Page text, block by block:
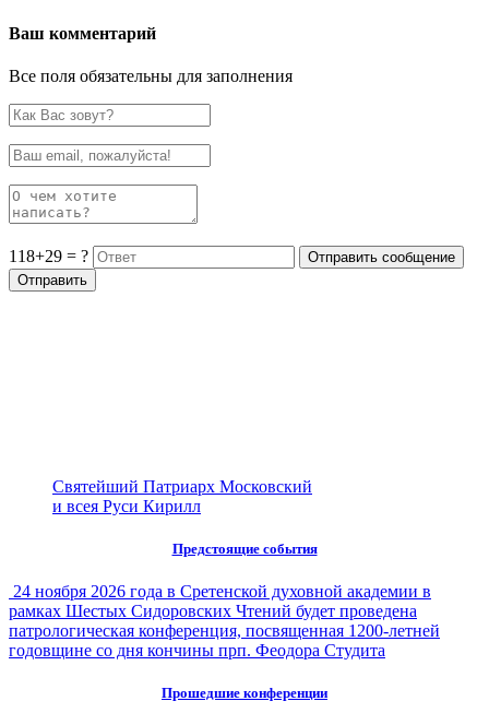
Ваш комментарий
Все поля обязательны для заполнения
118+29 = ?
Святейший Патриарх Московский
и всея Руси Кирилл
Предстоящие события
24 ноября 2026 года в Сретенской духовной академии в
рамках Шестых Сидоровских Чтений будет проведена
патрологическая конференция, посвященная 1200-летней
годовщине со дня кончины прп. Феодора Студита
Прошедшие конференции